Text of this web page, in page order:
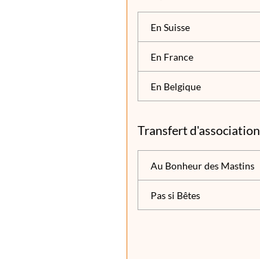
En Suisse
En France
En Belgique
Transfert d'association
Au Bonheur des Mastins
Pas si Bêtes